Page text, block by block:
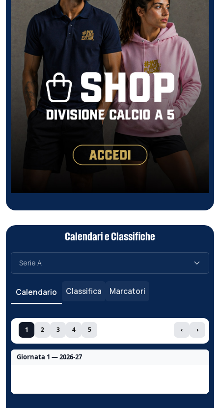
Calendari e Classifiche
Calendario Classifica Marcatori
1 2 3 4 5 ‹ ›
Giornata 1 — 2026-27